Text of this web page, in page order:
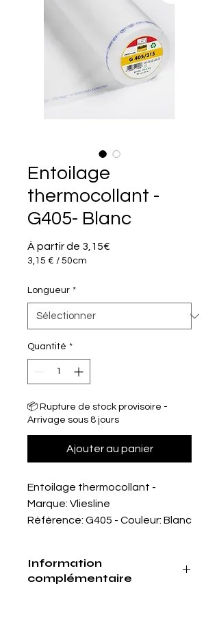
Entoilage
thermocollant -
G405- Blanc
À partir de 3,15€
3,15 € / 50cm
pour
Centimètres
Longueur *
Quantité *
📦 Rupture de stock provisoire -
Arrivage sous 8 jours
Ajouter au panier
Entoilage thermocollant -
Marque: Vliesline
Référence: G405 - Couleur: Blanc
Information
complémentaire